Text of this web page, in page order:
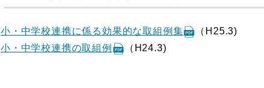
小・中学校連携に係る効果的な取組例集
（H25.3)
小・中学校連携の取組例
（H24.3)